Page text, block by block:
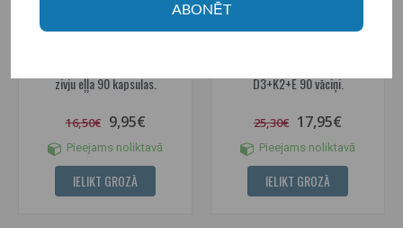
zivju eļļa 90 kapsulas.
16,50€ 9,95€
Pieejams noliktavā
IELIKT GROZĀ
D3+K2+E 90 vāciņi.
(4)
25,30€ 17,95€
Pieejams noliktavā
IELIKT GROZĀ
ABONĒT